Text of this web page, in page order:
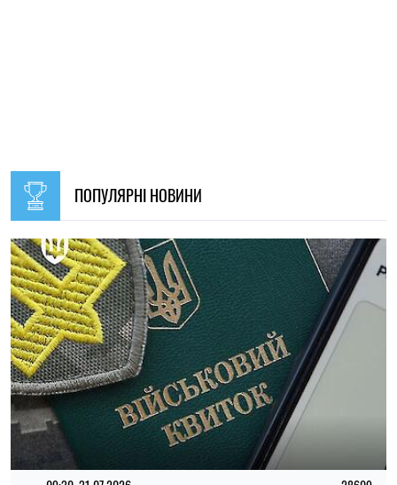
В Україні з 1 серпня оновлять окремі норми мобілізації:
що зміниться для громадян
Ірина Де Люсто